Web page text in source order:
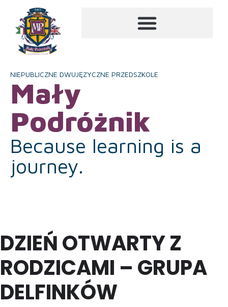
NIEPUBLICZNE DWUJĘZYCZNE PRZEDSZKOLE
Mały
Podróżnik
Because learning is a
journey.
DZIEŃ OTWARTY Z
RODZICAMI – GRUPA
DELFINKÓW